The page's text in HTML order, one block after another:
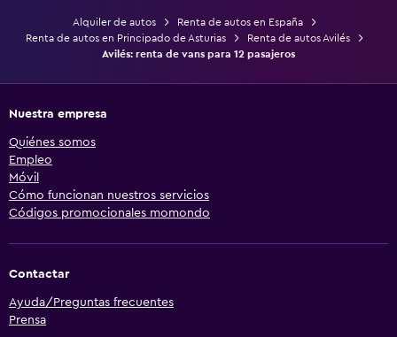
Alquiler de autos
Renta de autos en España
Renta de autos en Principado de Asturias
Renta de autos Avilés
Avilés: renta de vans para 12 pasajeros
Nuestra empresa
Quiénes somos
Empleo
Móvil
Cómo funcionan nuestros servicios
Códigos promocionales momondo
Contactar
Ayuda/Preguntas frecuentes
Prensa